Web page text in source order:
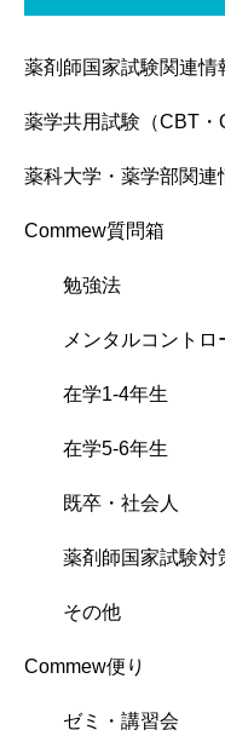
薬剤師国家試験関連情
薬学共用試験（CBT・
薬科大学・薬学部関連
Commew質問箱
勉強法
メンタルコントロ
在学1-4年生
在学5-6年生
既卒・社会人
薬剤師国家試験対
その他
Commew便り
ゼミ・講習会